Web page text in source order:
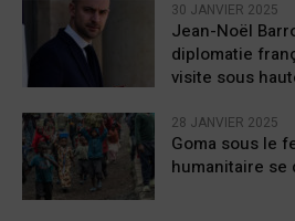
30 JANVIER 2025
Jean-Noël
diplomatie
visite sous
28 JANVIER 2025
Goma sous le
humanitaire se